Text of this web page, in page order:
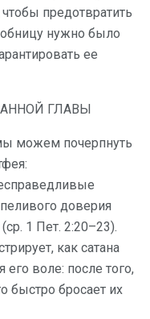
предотвратить
нужно было
ее
ГЛАВЫ
можем почерпнуть
доверия
1 Пет. 2:20–23).
как сатана
его воле: после того,
быстро бросает их